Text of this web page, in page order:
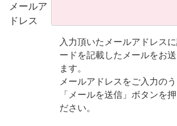
メールア
ドレス
入力頂いたメールアドレス
ードを記載したメールをお
ます。
メールアドレスをご入力のう
「メールを送信」ボタンを押
ださい。